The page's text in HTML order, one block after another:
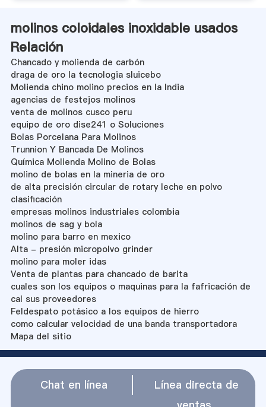
molinos coloidales inoxidable usados
Relación
Chancado y molienda de carbón
draga de oro la tecnologia sluicebo
Molienda chino molino precios en la India
agencias de festejos molinos
venta de molinos cusco peru
equipo de oro dise241 o Soluciones
Bolas Porcelana Para Molinos
Trunnion Y Bancada De Molinos
Química Molienda Molino de Bolas
molino de bolas en la mineria de oro
de alta precisión circular de rotary leche en polvo
clasificación
empresas molinos industriales colombia
molinos de sag y bola
molino para barro en mexico
Alta - presión micropolvo grinder
molino para moler idas
Venta de plantas para chancado de barita
cuales son los equipos o maquinas para la fafricación de
cal sus proveedores
Feldespato potásico a los equipos de hierro
como calcular velocidad de una banda transportadora
Mapa del sitio
Chat en línea
Línea directa de